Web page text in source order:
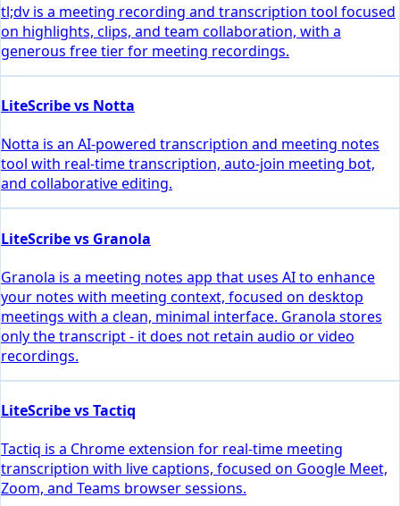
tl;dv is a meeting recording and transcription tool focused
on highlights, clips, and team collaboration, with a
generous free tier for meeting recordings.
LiteScribe vs Notta
Notta is an AI-powered transcription and meeting notes
tool with real-time transcription, auto-join meeting bot,
and collaborative editing.
LiteScribe vs Granola
Granola is a meeting notes app that uses AI to enhance
your notes with meeting context, focused on desktop
meetings with a clean, minimal interface. Granola stores
only the transcript - it does not retain audio or video
recordings.
LiteScribe vs Tactiq
Tactiq is a Chrome extension for real-time meeting
transcription with live captions, focused on Google Meet,
Zoom, and Teams browser sessions.